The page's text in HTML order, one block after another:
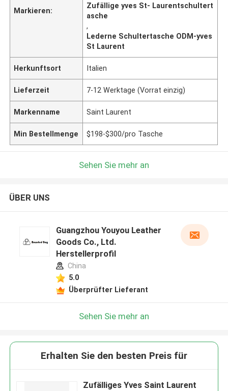
Markieren:
Zufällige yves St- Laurentschultert
asche
,
Lederne Schultertasche ODM-yves
St Laurent
Herkunftsort Italien
Lieferzeit 7-12 Werktage (Vorrat einzig)
Markenname Saint Laurent
Min Bestellmenge $198-$300/pro Tasche
Sehen Sie mehr an
ÜBER UNS
Guangzhou Youyou Leather
Goods Co., Ltd.
Herstellerprofil
China
5.0
Überprüfter Lieferant
Sehen Sie mehr an
Erhalten Sie den besten Preis für
Zufälliges Yves Saint Laurent